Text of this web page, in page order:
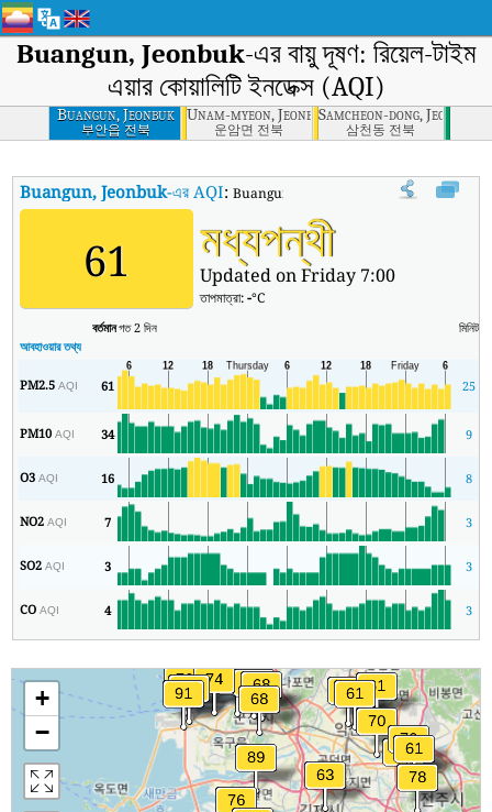
Buangun, Jeonbuk-এর বায়ু দূষণ: রিয়েল-টাইম
এয়ার কোয়ালিটি ইনডেক্স (AQI)
Buangun, Jeonbuk
부안읍 전북
Unam-myeon, Jeonbuk
운암면 전북
Samcheon-dong, Jeonju-si,
삼천동 전북
Buangun, Jeonbuk-এর AQI:Buangun, Jeonbuk-এর রিয়েল-টাইম এয়ার কোয়ালিটি
61 মধ্যপন্থী
Updated on Friday 7:00
তাপমাত্রা:-°C
বর্তমানগত 2 দিন মিনিট
আবহাওয়ার তথ্য
PM2.5AQI 61 25
PM10AQI 34 9
O3AQI 16 8
NO2AQI 7 3
SO2AQI 3 3
COAQI 4 3
+
−